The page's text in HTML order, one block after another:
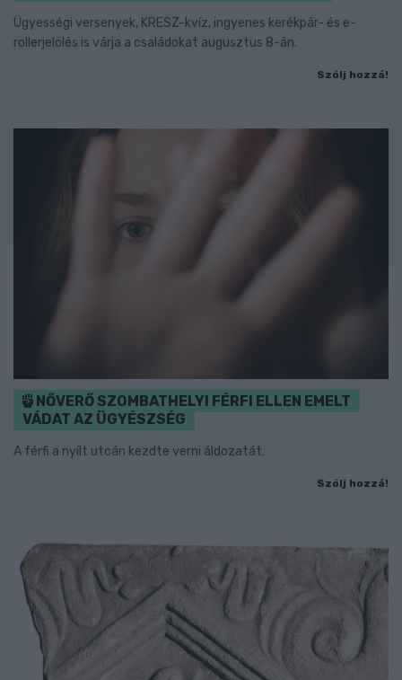
Ügyességi versenyek, KRESZ-kvíz, ingyenes kerékpár- és e-
rollerjelölés is várja a családokat augusztus 8-án.
Szólj hozzá!
NŐVERŐ SZOMBATHELYI FÉRFI ELLEN EMELT
VÁDAT AZ ÜGYÉSZSÉG
A férfi a nyílt utcán kezdte verni áldozatát.
Szólj hozzá!